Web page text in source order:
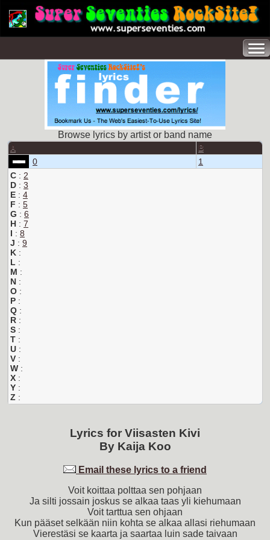
Browse lyrics by artist or band name
A B
0
1
C : 2
D : 3
E : 4
F : 5
G : 6
H : 7
I : 8
J : 9
K :
L :
M :
N :
O :
P :
Q :
R :
S :
T :
U :
V :
W :
X :
Y :
Z :
Lyrics for Viisasten Kivi
By Kaija Koo
Email these lyrics to a friend
Voit koittaa polttaa sen pohjaan
Ja silti jossain joskus se alkaa taas yli kiehumaan
Voit tarttua sen ohjaan
Kun pääset selkään niin kohta se alkaa allasi riehumaan
Vierestäsi se kaarta ja saartaa luin sade taivaan